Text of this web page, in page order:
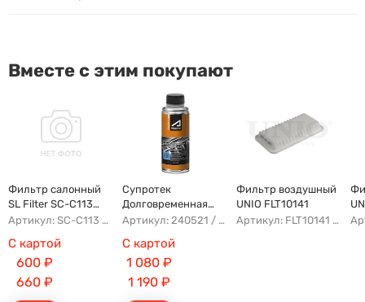
Вместе с этим покупают
Фильтр салонный
SL Filter SC-C113
(AG779CF)
Артикул: SC-C113 AFW1107 8104400XKZ96A AG779CF
С картой
600 ₽
660 ₽
Супротек
Долговременная
Промывка
Артикул: 240521 / 122929
С картой
1 080₽
1 190₽
Фильтр воздушный
UNIO FLT10141
Артикул: FLT10141 AFAD087 AG302ECO AP142/3